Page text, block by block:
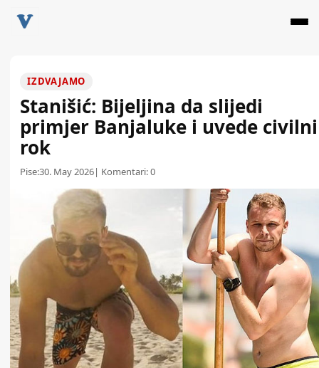
IZDVAJAMO
Stanišić: Bijeljina da slijedi
primjer Banjaluke i uvede civilni
rok
Pise:30. May 2026| Komentari:0